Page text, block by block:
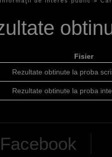
Fisier
Rezultate obtinute la proba
Rezultate obtinute la proba
Facebook